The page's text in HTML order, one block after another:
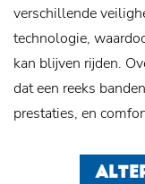
verschillende
technologie,
kan blijven rijden.
dat een reeks
prestaties, en